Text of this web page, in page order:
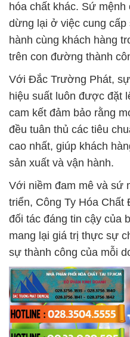
hóa chất khác. Sứ
dừng lại ở việc cung cấp
hành cùng khách hàng
trên con đường thành
Với Đắc Trường Phát,
hiệu suất luôn được đặt
cam kết đảm bảo rằng
đều tuân thủ các tiêu
cao nhất, giúp khách
sản xuất và vận hành.
Với niềm đam mê và sứ
triển, Công Ty Hóa
đối tác đáng tin cậy của
mang lại giá trị thực sự
sự thành công của mỗi